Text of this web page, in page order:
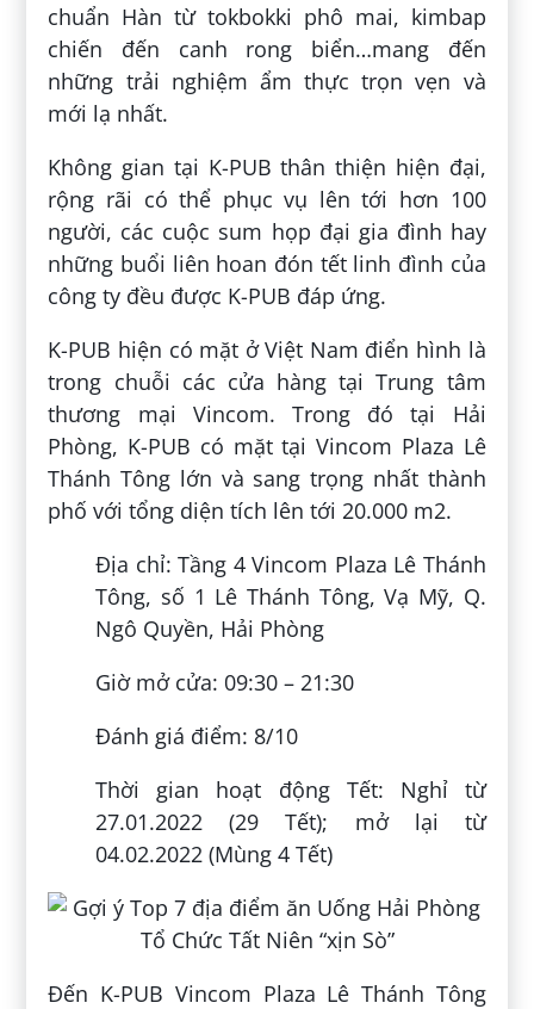
chuẩn Hàn từ tokbokki phô mai, kimbap
chiến đến canh rong biển…mang đến
những trải nghiệm ẩm thực trọn vẹn và
mới lạ nhất.
Không gian tại K-PUB thân thiện hiện đại,
rộng rãi có thể phục vụ lên tới hơn 100
người, các cuộc sum họp đại gia đình hay
những buổi liên hoan đón tết linh đình của
công ty đều được K-PUB đáp ứng.
K-PUB hiện có mặt ở Việt Nam điển hình là
trong chuỗi các cửa hàng tại Trung tâm
thương mại Vincom. Trong đó tại Hải
Phòng, K-PUB có mặt tại Vincom Plaza Lê
Thánh Tông lớn và sang trọng nhất thành
phố với tổng diện tích lên tới 20.000 m2.
Địa chỉ: Tầng 4 Vincom Plaza Lê Thánh
Tông, số 1 Lê Thánh Tông, Vạ Mỹ, Q.
Ngô Quyền, Hải Phòng
Giờ mở cửa: 09:30 – 21:30
Đánh giá điểm: 8/10
Thời gian hoạt động Tết: Nghỉ từ
27.01.2022 (29 Tết); mở lại từ
04.02.2022 (Mùng 4 Tết)
Đến K-PUB Vincom Plaza Lê Thánh Tông